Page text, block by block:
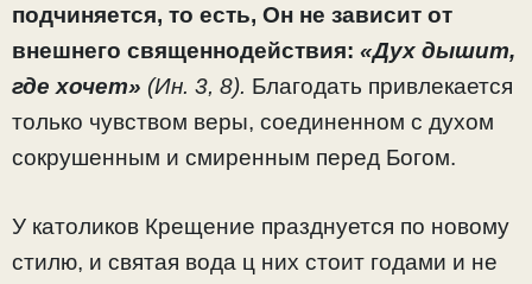
подчиняется, то есть, Он не зависит от
внешнего священнодействия: «Дух дышит,
где хочет» (Ин. 3, 8). Благодать привлекается
только чувством веры, соединенном с духом
сокрушенным и смиренным перед Богом.
У католиков Крещение празднуется по новому
стилю, и святая вода ц них стоит годами и не